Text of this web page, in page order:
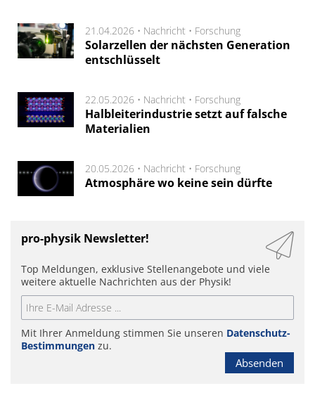
21.04.2026 • Nachricht • Forschung
Solarzellen der nächsten Generation
entschlüsselt
22.05.2026 • Nachricht • Forschung
Halbleiterindustrie setzt auf falsche
Materialien
20.05.2026 • Nachricht • Forschung
Atmosphäre wo keine sein dürfte
pro-physik Newsletter!
Top Meldungen, exklusive Stellenangebote und viele
weitere aktuelle Nachrichten aus der Physik!
Mit Ihrer Anmeldung stimmen Sie unseren Datenschutz-
Bestimmungen zu.
Absenden